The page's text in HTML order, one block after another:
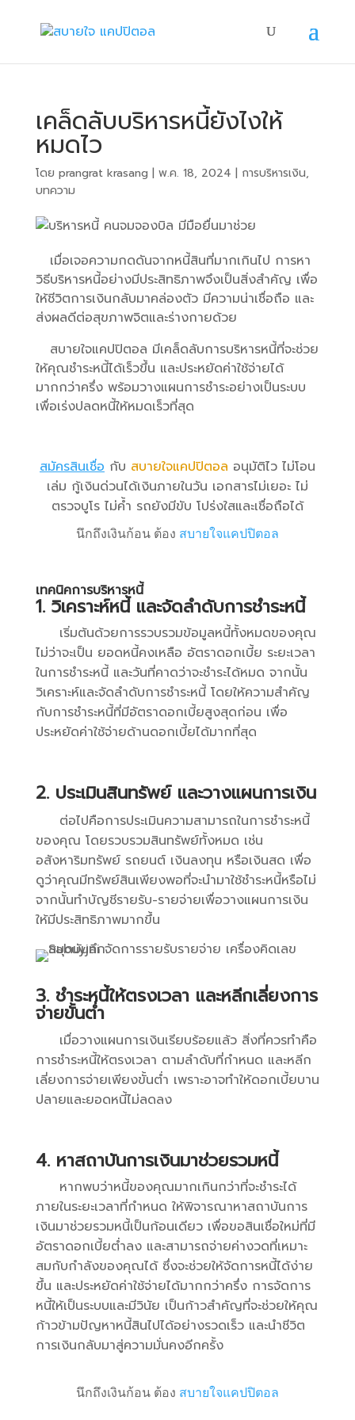
เคล็ดลับบริหารหนี้ยังไงให้
หมดไว
โดย prangrat krasang | พ.ค. 18, 2024 | การบริหารเงิน,
บทความ
เมื่อเจอความกดดันจากหนี้สินที่มากเกินไป การหา
วิธีบริหารหนี้อย่างมีประสิทธิภาพจึงเป็นสิ่งสำคัญ เพื่อ
ให้ชีวิตการเงินกลับมาคล่องตัว มีความน่าเชื่อถือ และ
ส่งผลดีต่อสุขภาพจิตและร่างกายด้วย
สบายใจแคปปิตอล มีเคล็ดลับการบริหารหนี้ที่จะช่วย
ให้คุณชำระหนี้ได้เร็วขึ้น และประหยัดค่าใช้จ่ายได้
มากกว่าครึ่ง พร้อมวางแผนการชำระอย่างเป็นระบบ
เพื่อเร่งปลดหนี้ให้หมดเร็วที่สุด
สมัครสินเชื่อกับ สบายใจแคปปิตอล อนุมัติไว ไม่โอน
เล่ม กู้เงินด่วนได้เงินภายในวัน เอกสารไม่เยอะ ไม่
ตรวจบูโร ไม่ค้ำ รถยังมีขับ โปร่งใสและเชื่อถือได้
นึกถึงเงินก้อน ต้อง สบายใจแคปปิตอล
เทคนิคการบริหารหนี้
1. วิเคราะห์หนี้ และจัดลำดับการชำระหนี้
เริ่มต้นด้วยการรวบรวมข้อมูลหนี้ทั้งหมดของคุณ
ไม่ว่าจะเป็น ยอดหนี้คงเหลือ อัตราดอกเบี้ย ระยะเวลา
ในการชำระหนี้ และวันที่คาดว่าจะชำระได้หมด จากนั้น
วิเคราะห์และจัดลำดับการชำระหนี้ โดยให้ความสำคัญ
กับการชำระหนี้ที่มีอัตราดอกเบี้ยสูงสุดก่อน เพื่อ
ประหยัดค่าใช้จ่ายด้านดอกเบี้ยได้มากที่สุด
2. ประเมินสินทรัพย์ และวางแผนการเงิน
ต่อไปคือการประเมินความสามารถในการชำระหนี้
ของคุณ โดยรวบรวมสินทรัพย์ทั้งหมด เช่น
อสังหาริมทรัพย์ รถยนต์ เงินลงทุน หรือเงินสด เพื่อ
ดูว่าคุณมีทรัพย์สินเพียงพอที่จะนำมาใช้ชำระหนี้หรือไม่
จากนั้นทำบัญชีรายรับ-รายจ่ายเพื่อวางแผนการเงิน
ให้มีประสิทธิภาพมากขึ้น
3. ชำระหนี้ให้ตรงเวลา และหลีกเลี่ยงการ
จ่ายขั้นต่ำ
เมื่อวางแผนการเงินเรียบร้อยแล้ว สิ่งที่ควรทำคือ
การชำระหนี้ให้ตรงเวลา ตามลำดับที่กำหนด และหลีก
เลี่ยงการจ่ายเพียงขั้นต่ำ เพราะอาจทำให้ดอกเบี้ยบาน
ปลายและยอดหนี้ไม่ลดลง
4. หาสถาบันการเงินมาช่วยรวมหนี้
หากพบว่าหนี้ของคุณมากเกินกว่าที่จะชำระได้
ภายในระยะเวลาที่กำหนด ให้พิจารณาหาสถาบันการ
เงินมาช่วยรวมหนี้เป็นก้อนเดียว เพื่อขอสินเชื่อใหม่ที่มี
อัตราดอกเบี้ยต่ำลง และสามารถจ่ายค่างวดที่เหมาะ
สมกับกำลังของคุณได้ ซึ่งจะช่วยให้จัดการหนี้ได้ง่าย
ขึ้น และประหยัดค่าใช้จ่ายได้มากกว่าครึ่ง การจัดการ
หนี้ให้เป็นระบบและมีวินัย เป็นก้าวสำคัญที่จะช่วยให้คุณ
ก้าวข้ามปัญหาหนี้สินไปได้อย่างรวดเร็ว และนำชีวิต
การเงินกลับมาสู่ความมั่นคงอีกครั้ง
นึกถึงเงินก้อน ต้อง สบายใจแคปปิตอล